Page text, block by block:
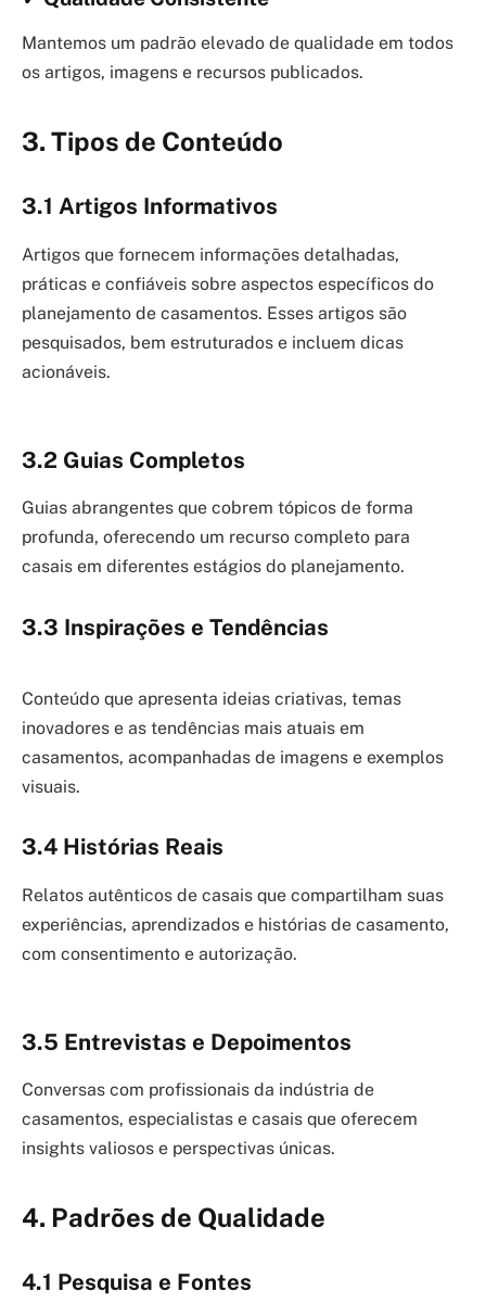
Mantemos um padrão elevado de qualidade em todos
os artigos, imagens e recursos publicados.
3. Tipos de Conteúdo
3.1 Artigos Informativos
Artigos que fornecem informações detalhadas,
práticas e confiáveis sobre aspectos específicos do
planejamento de casamentos. Esses artigos são
pesquisados, bem estruturados e incluem dicas
acionáveis.
3.2 Guias Completos
Guias abrangentes que cobrem tópicos de forma
profunda, oferecendo um recurso completo para
casais em diferentes estágios do planejamento.
3.3 Inspirações e Tendências
Conteúdo que apresenta ideias criativas, temas
inovadores e as tendências mais atuais em
casamentos, acompanhadas de imagens e exemplos
visuais.
3.4 Histórias Reais
Relatos autênticos de casais que compartilham suas
experiências, aprendizados e histórias de casamento,
com consentimento e autorização.
3.5 Entrevistas e Depoimentos
Conversas com profissionais da indústria de
casamentos, especialistas e casais que oferecem
insights valiosos e perspectivas únicas.
4. Padrões de Qualidade
4.1 Pesquisa e Fontes